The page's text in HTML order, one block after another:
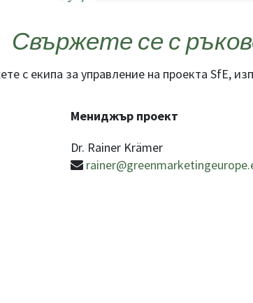
Свържете се с
с екипа за управление на проекта SfE,
Мениджър проект
Dr. Rainer Krämer